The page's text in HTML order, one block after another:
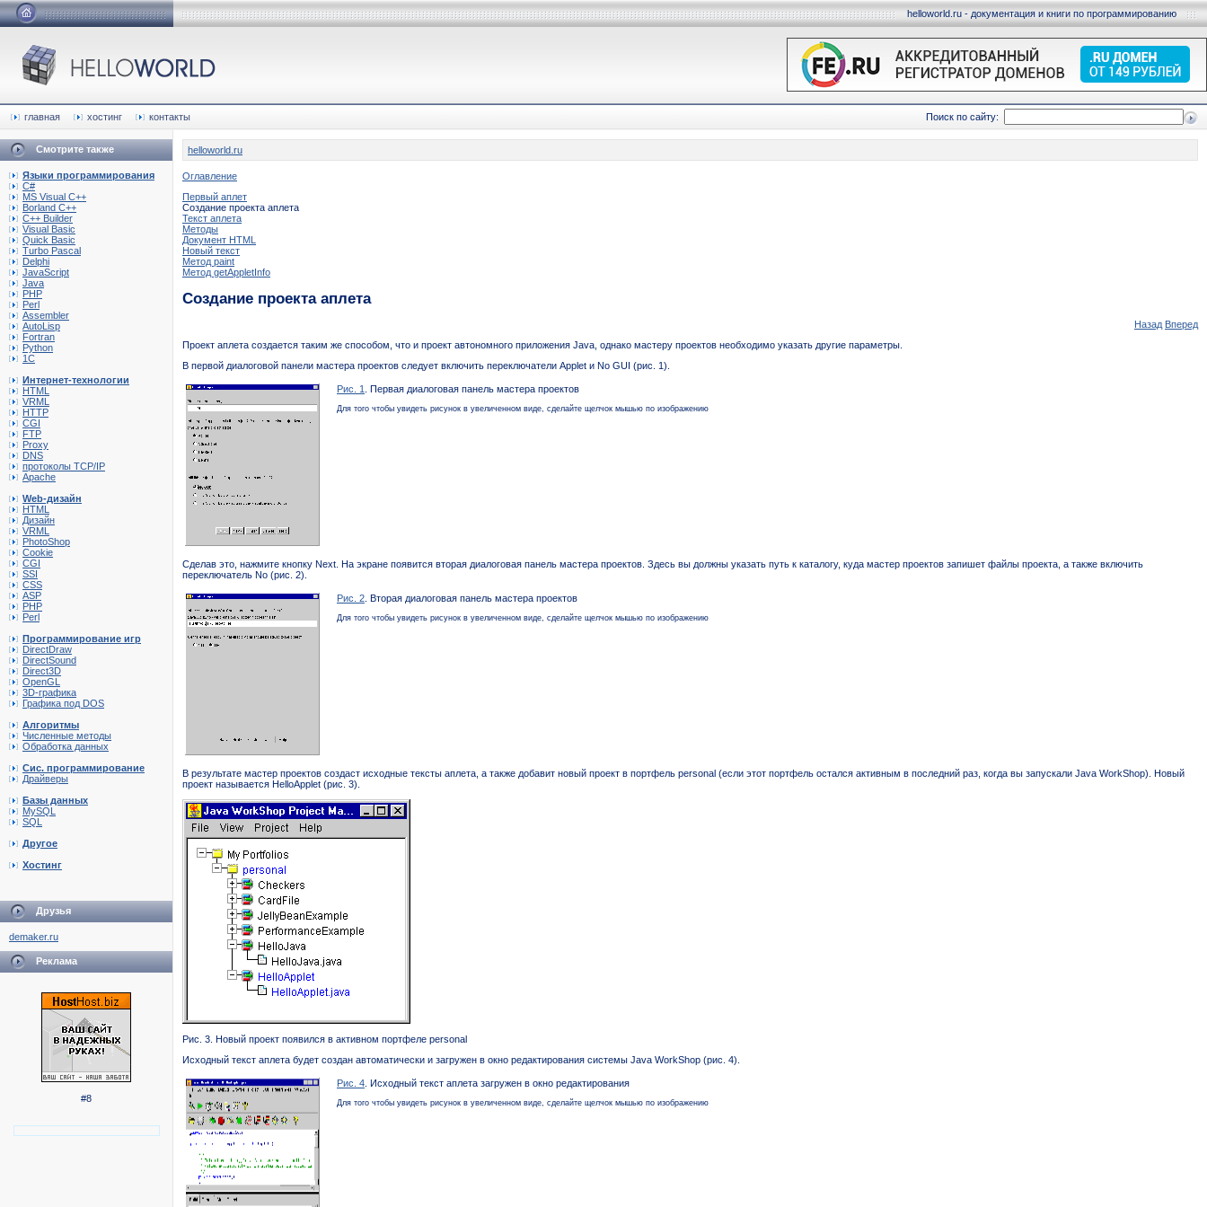
helloworld.ru - документация и книги по программированию
главная хостинг контакты Поиск по сайту:
Смотрите также
Языки программирования
C#
MS Visual C++
Borland C++
C++ Builder
Visual Basic
Quick Basic
Turbo Pascal
Delphi
JavaScript
Java
PHP
Perl
Assembler
AutoLisp
Fortran
Python
1C
Интернет-технологии
HTML
VRML
HTTP
CGI
FTP
Proxy
DNS
протоколы TCP/IP
Apache
Web-дизайн
HTML
Дизайн
VRML
PhotoShop
Cookie
CGI
SSI
CSS
ASP
PHP
Perl
Программирование игр
DirectDraw
DirectSound
Direct3D
OpenGL
3D-графика
Графика под DOS
Алгоритмы
Численные методы
Обработка данных
Сис. программирование
Драйверы
Базы данных
MySQL
SQL
Другое
Хостинг
Друзья
demaker.ru
Реклама
#8
helloworld.ru
Оглавление
Первый аплет
Создание проекта аплета
Текст аплета
Методы
Документ HTML
Новый текст
Метод paint
Метод getAppletInfo
Создание проекта аплета
Назад Вперед
Проект аплета создается таким же способом, что и проект автономного приложения Java, однако мастеру проектов необходимо указать другие параметры.
В первой диалоговой панели мастера проектов следует включить переключатели Applet и No GUI (рис. 1).
Рис. 1 . Первая диалоговая панель мастера проектов
Для того чтобы увидеть рисунок в увеличенном виде, сделайте щелчок мышью по изображению
Сделав это, нажмите кнопку Next. На экране появится вторая диалоговая панель мастера проектов. Здесь вы должны указать путь к каталогу, куда мастер проектов запишет файлы проекта, а также включить
переключатель No (рис. 2).
Рис. 2 . Вторая диалоговая панель мастера проектов
Для того чтобы увидеть рисунок в увеличенном виде, сделайте щелчок мышью по изображению
В результате мастер проектов создаст исходные тексты аплета, а также добавит новый проект в портфель personal (если этот портфель остался активным в последний раз, когда вы запускали Java WorkShop). Новый
проект называется HelloApplet (рис. 3).
Рис. 3. Новый проект появился в активном портфеле personal
Исходный текст аплета будет создан автоматически и загружен в окно редактирования системы Java WorkShop (рис. 4).
Рис. 4 . Исходный текст аплета загружен в окно редактирования
Для того чтобы увидеть рисунок в увеличенном виде, сделайте щелчок мышью по изображению